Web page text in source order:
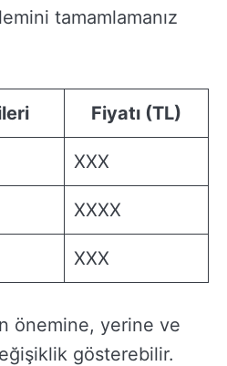
tamamlamanız
Fiyatı (TL)
XXX
XXXX
XXX
önemine, yerine ve
gösterebilir.